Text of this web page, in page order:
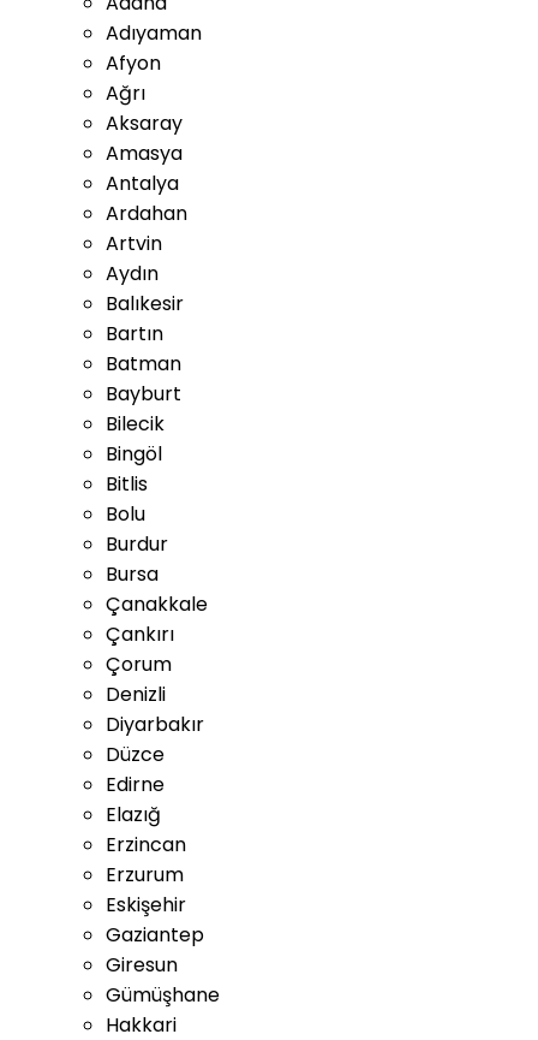
Adıyaman
Afyon
Ağrı
Aksaray
Amasya
Antalya
Ardahan
Artvin
Aydın
Balıkesir
Bartın
Batman
Bayburt
Bilecik
Bingöl
Bitlis
Bolu
Burdur
Bursa
Çanakkale
Çankırı
Çorum
Denizli
Diyarbakır
Düzce
Edirne
Elazığ
Erzincan
Erzurum
Eskişehir
Gaziantep
Giresun
Gümüşhane
Hakkari